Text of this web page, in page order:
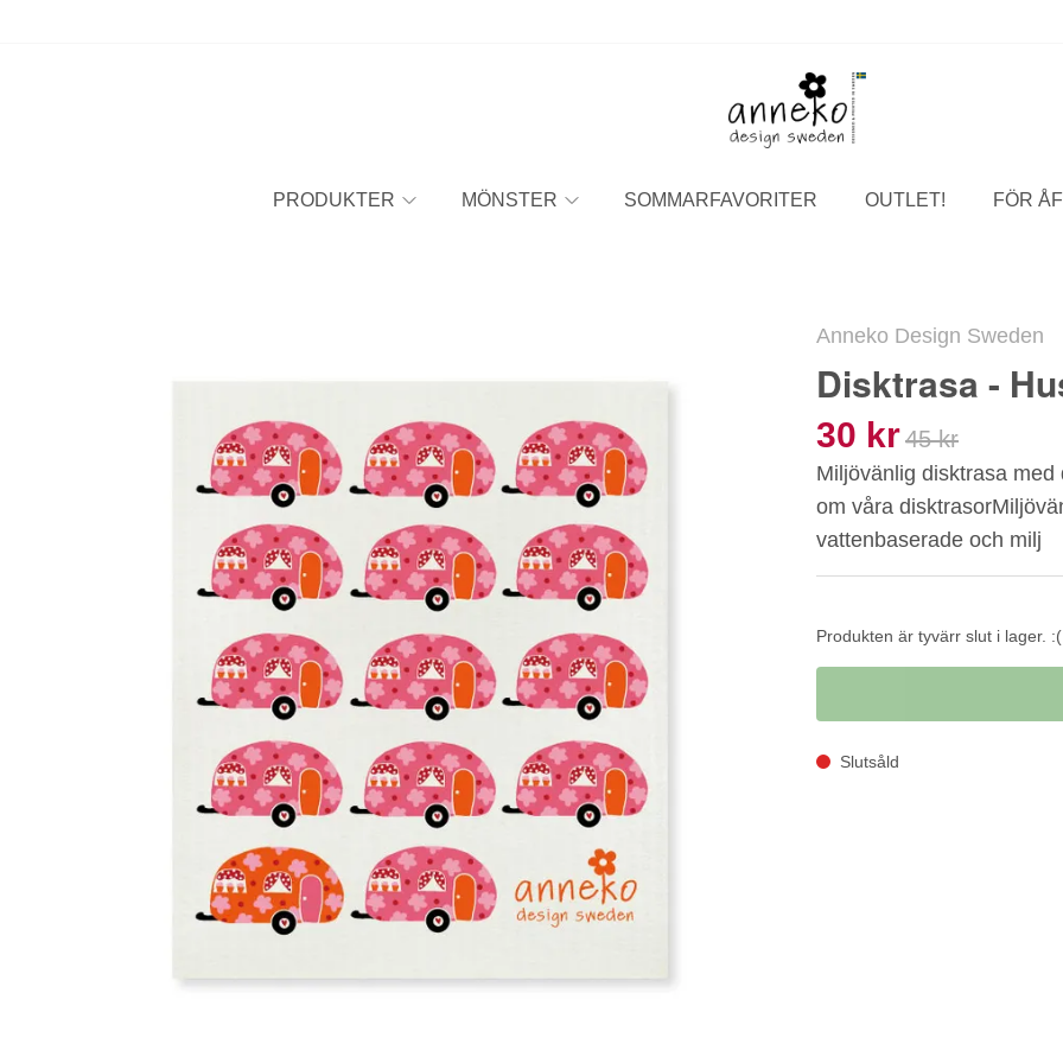
PRODUKTER MÖNSTER SOMMARFAVORITER OUTLET! FÖR ÅF
Anneko Design Sweden
Disktrasa -
30 kr45 kr
Miljövänlig disktrasa
om våra
vattenbaserade och milj
Produkten är tyvärr slut i lager. :(
Slutsåld